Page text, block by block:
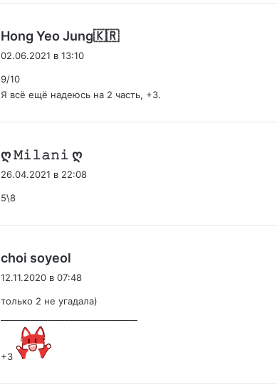
Hong Yeo Jung🇰🇷:
02.06.2021 в 13:10
9/10
Я всё ещё надеюсь на 2 часть, +3.
ღ 𝙼𝚒𝚕𝚊𝚗𝚒 ღ
26.04.2021 в 22:08
5\8
choi soyeol
12.11.2020 в 07:48
только 2 не угадала)
+3